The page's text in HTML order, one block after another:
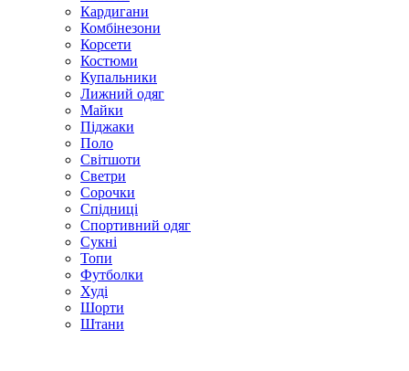
Кардигани
Комбінезони
Корсети
Костюми
Купальники
Лижний одяг
Майки
Піджаки
Поло
Світшоти
Светри
Сорочки
Спідниці
Спортивний одяг
Сукні
Топи
Футболки
Худі
Шорти
Штани